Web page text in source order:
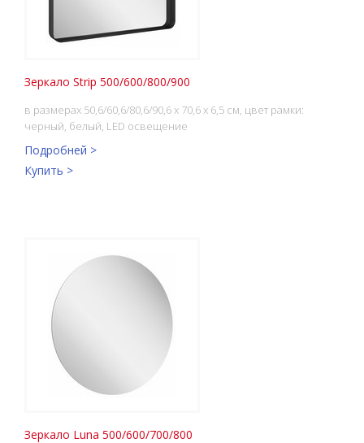
Зеркало Strip 500/600/800/900
в размерах 50,6/60,6/80,6/90,6 x 70,6 x 6,5 см, цвет рамки:
черный, белый, LED освещение
Подробней >
Купить >
Зеркало Luna 500/600/700/800